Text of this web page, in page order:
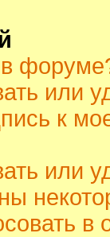
в
или
к
или
в